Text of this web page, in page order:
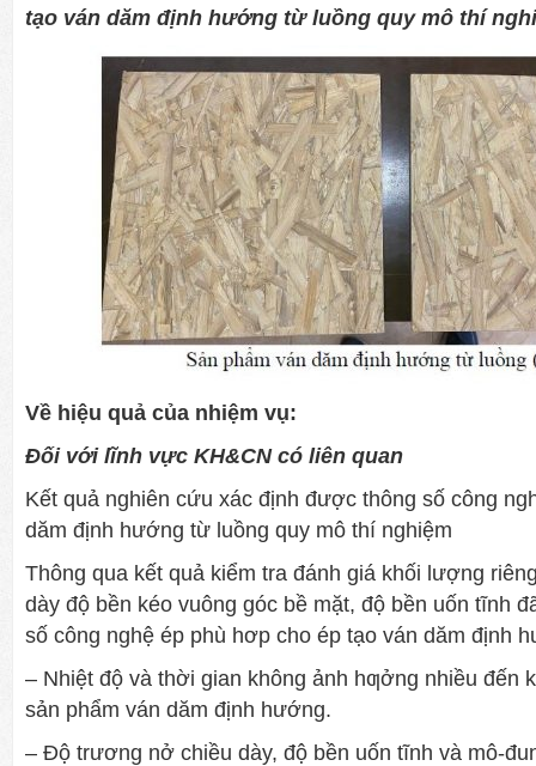
tạo ván dăm định hướng từ luồng quy mô thí
Về hiệu quả của nhiệm vụ:
Đối với lĩnh vực KH&CN có liên quan
Kết quả nghiên cứu xác định được thông số công
dăm định hướng từ luồng quy mô thí nghiệm
Thông qua kết quả kiểm tra đánh giá khối lượng
dày độ bền kéo vuông góc bề mặt, độ bền uốn tĩnh
số công nghệ ép phù hơp cho ép tạo ván dăm định
– Nhiệt độ và thời gian không ảnh hƣởng nhiều đến
sản phẩm ván dăm định hướng.
– Độ trương nở chiều dày, độ bền uốn tĩnh và mô-